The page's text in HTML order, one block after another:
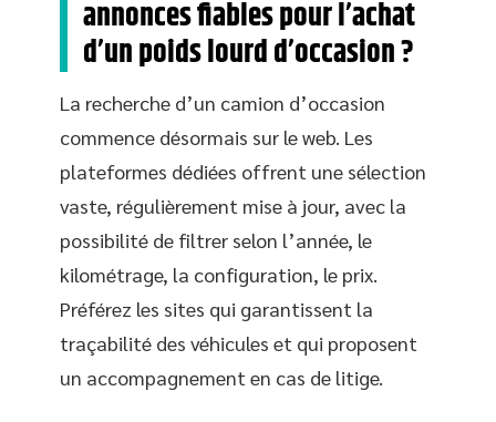
annonces fiables pour l’achat
d’un poids lourd d’occasion ?
La recherche d’un camion d’occasion
commence désormais sur le web. Les
plateformes dédiées offrent une sélection
vaste, régulièrement mise à jour, avec la
possibilité de filtrer selon l’année, le
kilométrage, la configuration, le prix.
Préférez les sites qui garantissent la
traçabilité des véhicules et qui proposent
un accompagnement en cas de litige.